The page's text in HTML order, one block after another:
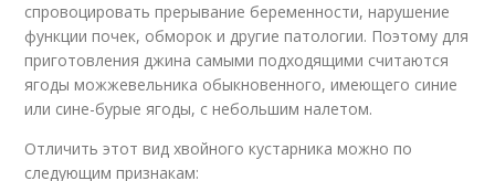
спровоцировать прерывание беременности, нарушение
функции почек, обморок и другие патологии. Поэтому для
приготовления джина самыми подходящими считаются
ягоды можжевельника обыкновенного, имеющего синие
или сине-бурые ягоды, с небольшим налетом.
Отличить этот вид хвойного кустарника можно по
следующим признакам: